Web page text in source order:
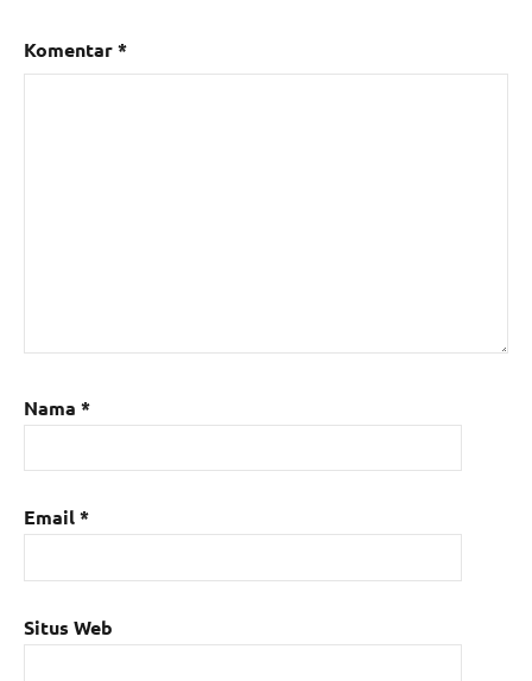
Komentar*
Nama *
Email*
Situs Web